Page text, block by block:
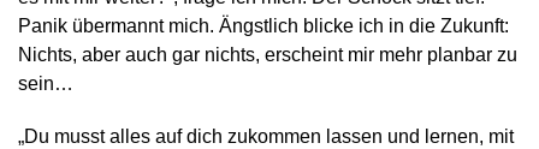
Panik übermannt mich. Ängstlich blicke ich in die Zukunft:
Nichts, aber auch gar nichts, erscheint mir mehr planbar zu
sein…
„Du musst alles auf dich zukommen lassen und lernen, mit